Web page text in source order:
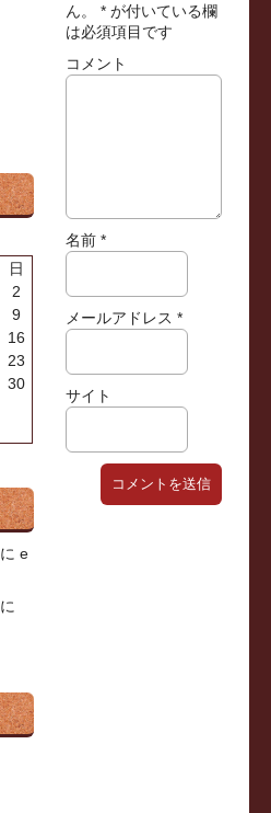
日
2
9
16
23
30
に e
に
ん。
* が付いている欄
は必須項目です
コメント
名前 *
メールアドレス *
サイト